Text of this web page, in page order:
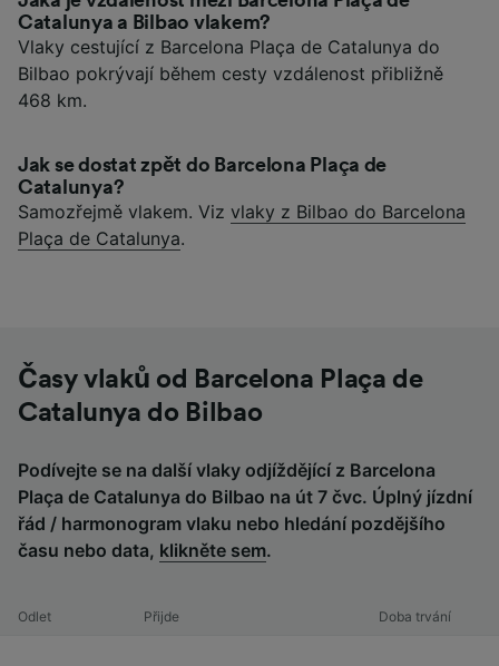
Catalunya a Bilbao vlakem?
Vlaky cestující z Barcelona Plaça de Catalunya do
Bilbao pokrývají během cesty vzdálenost přibližně
468 km.
Jak se dostat zpět do Barcelona Plaça de
Catalunya?
Samozřejmě vlakem. Viz vlaky z Bilbao do Barcelona
Plaça de Catalunya.
Časy vlaků od Barcelona Plaça de
Catalunya do Bilbao
Podívejte se na další vlaky odjíždějící z Barcelona
Plaça de Catalunya do Bilbao na út 7 čvc. Úplný jízdní
řád / harmonogram vlaku nebo hledání pozdějšího
času nebo data, klikněte sem.
Odlet Přijde Doba trvání